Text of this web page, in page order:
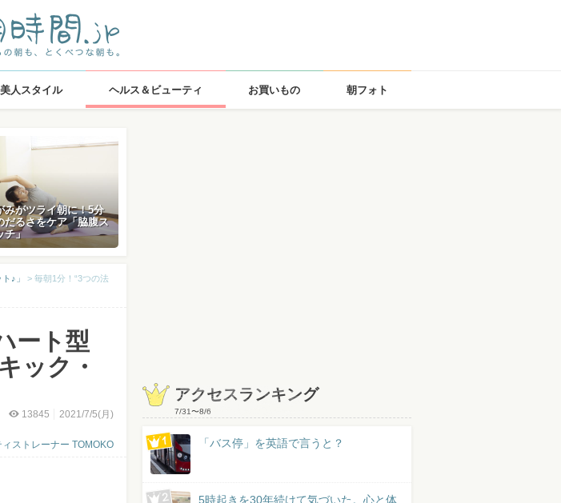
人スタイル ヘルス＆ビューティ お買いもの 朝フォト
みがツライ朝に！5分
だるさをケア「脇腹ス
チ」
♪」 > 毎朝1分！“3つの法
ート型
ック・
13845 2021/7/5(月)
ィストレーナー TOMOKO
アクセスランキング
7/31〜8/6
「バス停」を英語で言うと？
5時起きを30年続けて気づいた。心と体